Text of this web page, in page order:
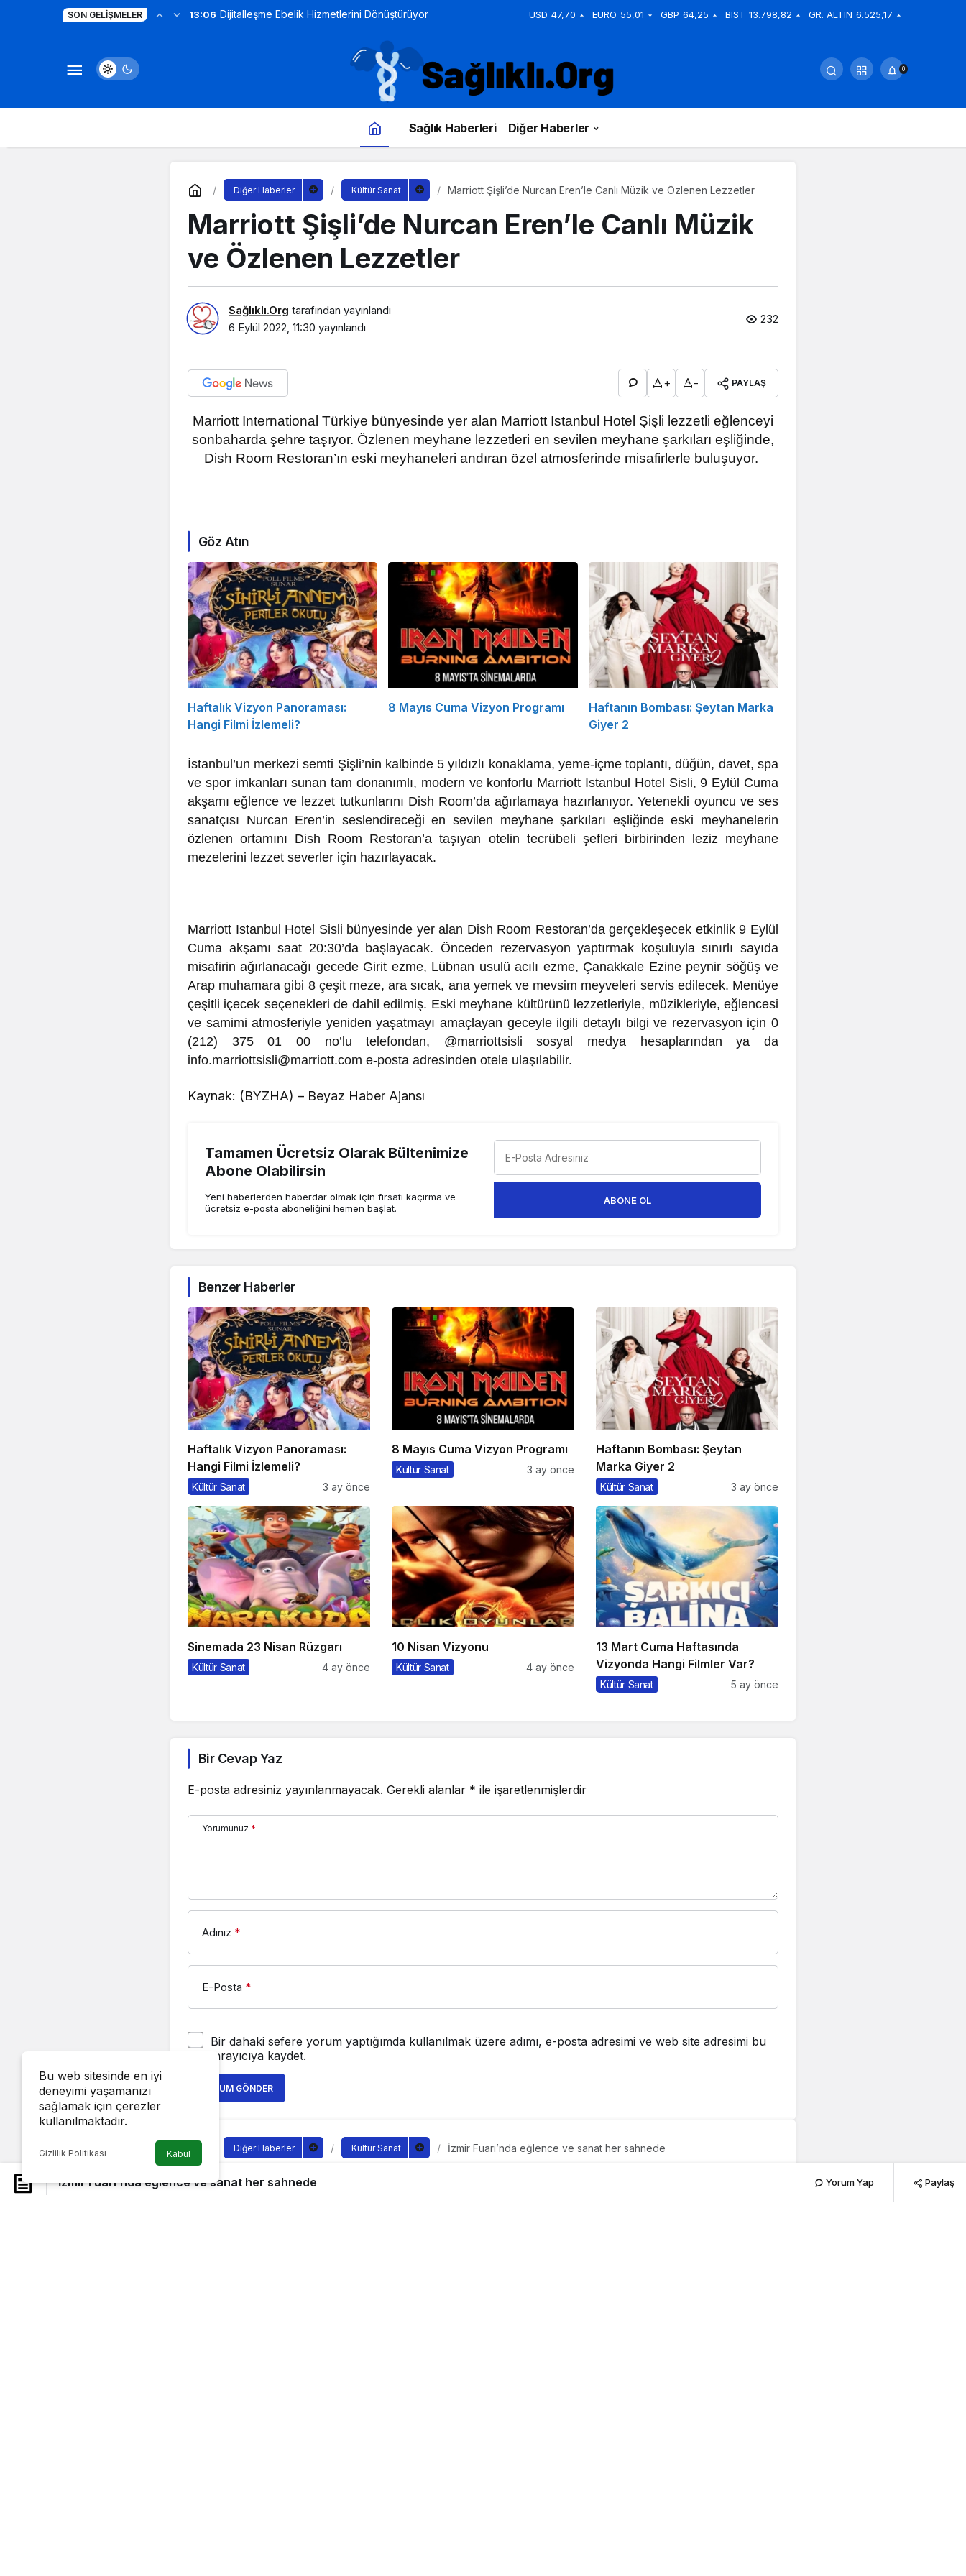
SON GELIŞMELER 13:06 Dijitalleşme Ebelik Hizmetlerini Dönüştürüyor USD 47,70 EURO 55,01 GBP 64,25 BIST 13.798,82 GR. ALTIN 6.525,17
0
Sağlık Haberleri Diğer Haberler
Diğer Haberler Kültür Sanat Marriott Şişli’de Nurcan Eren’le Canlı Müzik ve Özlenen Lezzetler
Marriott Şişli’de Nurcan Eren’le Canlı Müzik
ve Özlenen Lezzetler
Sağlıklı.Org tarafından yayınlandı
6 Eylül 2022, 11:30 yayınlandı
232
+ - PAYLAŞ
Marriott International Türkiye bünyesinde yer alan Marriott Istanbul Hotel Şişli lezzetli eğlenceyi
sonbaharda şehre taşıyor. Özlenen meyhane lezzetleri en sevilen meyhane şarkıları eşliğinde,
Dish Room Restoran’ın eski meyhaneleri andıran özel atmosferinde misafirlerle buluşuyor.
Göz Atın
Haftalık Vizyon Panoraması:
Hangi Filmi İzlemeli?
8 Mayıs Cuma Vizyon Programı
Haftanın Bombası: Şeytan Marka
Giyer 2
İstanbul’un merkezi semti Şişli’nin kalbinde 5 yıldızlı konaklama, yeme-içme toplantı, düğün, davet, spa
ve spor imkanları sunan tam donanımlı, modern ve konforlu Marriott Istanbul Hotel Sisli, 9 Eylül Cuma
akşamı eğlence ve lezzet tutkunlarını Dish Room’da ağırlamaya hazırlanıyor. Yetenekli oyuncu ve ses
sanatçısı Nurcan Eren’in seslendireceği en sevilen meyhane şarkıları eşliğinde eski meyhanelerin
özlenen ortamını Dish Room Restoran’a taşıyan otelin tecrübeli şefleri birbirinden leziz meyhane
mezelerini lezzet severler için hazırlayacak.
Marriott Istanbul Hotel Sisli bünyesinde yer alan Dish Room Restoran’da gerçekleşecek etkinlik 9 Eylül
Cuma akşamı saat 20:30’da başlayacak. Önceden rezervasyon yaptırmak koşuluyla sınırlı sayıda
misafirin ağırlanacağı gecede Girit ezme, Lübnan usulü acılı ezme, Çanakkale Ezine peynir söğüş ve
Arap muhamara gibi 8 çeşit meze, ara sıcak, ana yemek ve mevsim meyveleri servis edilecek. Menüye
çeşitli içecek seçenekleri de dahil edilmiş. Eski meyhane kültürünü lezzetleriyle, müzikleriyle, eğlencesi
ve samimi atmosferiyle yeniden yaşatmayı amaçlayan geceyle ilgili detaylı bilgi ve rezervasyon için 0
(212) 375 01 00 no’lu telefondan, @marriottsisli sosyal medya hesaplarından ya da
info.marriottsisli@marriott.com e-posta adresinden otele ulaşılabilir.
Kaynak: (BYZHA) – Beyaz Haber Ajansı
Tamamen Ücretsiz Olarak Bültenimize
Abone Olabilirsin
Yeni haberlerden haberdar olmak için fırsatı kaçırma ve
ücretsiz e-posta aboneliğini hemen başlat.
ABONE OL
Benzer Haberler
Haftalık Vizyon Panoraması:
Hangi Filmi İzlemeli?
Kültür Sanat 3 ay önce
8 Mayıs Cuma Vizyon Programı
Kültür Sanat 3 ay önce
Haftanın Bombası: Şeytan
Marka Giyer 2
Kültür Sanat 3 ay önce
Sinemada 23 Nisan Rüzgarı
Kültür Sanat 4 ay önce
10 Nisan Vizyonu
Kültür Sanat 4 ay önce
13 Mart Cuma Haftasında
Vizyonda Hangi Filmler Var?
Kültür Sanat 5 ay önce
Bir Cevap Yaz
E-posta adresiniz yayınlanmayacak. Gerekli alanlar * ile işaretlenmişlerdir
Yorumunuz *
Adınız *
E-Posta *
Bir dahaki sefere yorum yaptığımda kullanılmak üzere adımı, e-posta adresimi ve web site adresimi bu
tarayıcıya kaydet.
YORUM GÖNDER
Diğer Haberler Kültür Sanat İzmir Fuarı’nda eğlence ve sanat her sahnede
İzmir Fuarı’nda eğlence ve sanat her
İzmir Fuarı’nda eğlence ve sanat her sahnede Yorum Yap Paylaş
Bu web sitesinde en iyi
deneyimi yaşamanızı
sağlamak için çerezler
kullanılmaktadır.
Gizlilik Politikası Kabul